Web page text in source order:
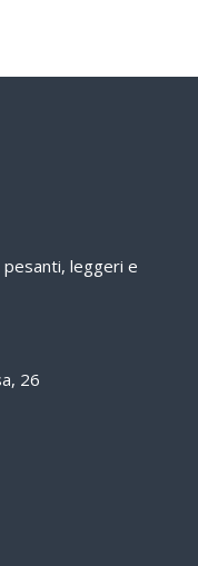
pesanti, leggeri e
26